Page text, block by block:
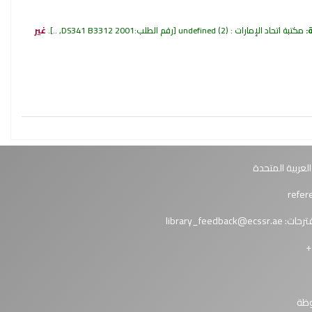
مكتبة اتحاد الإمارات : undefined(2) رقم الطلب:DS341 B3312 2001, ..
.غير
المتحدة
library_feedback@ecssr.ae